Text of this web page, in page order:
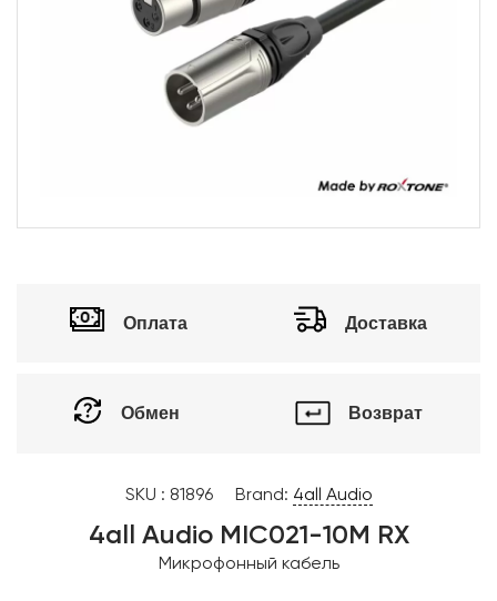
Оплата Доставка
Обмен Возврат
SKU : 81896 Brand: 4all Audio
4all Audio MIC021-10M RX
Микрофонный кабель